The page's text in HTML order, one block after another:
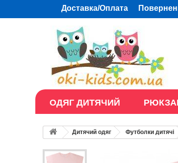
Доставка/Оплата
ОДЯГ ДИТЯЧИЙ
Дитячий одяг Футболки дитячі